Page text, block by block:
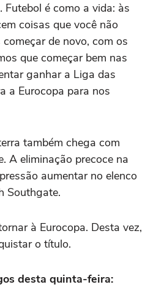
Futebol é como a vida: às
coisas que você não
de novo, com os
que começar bem nas
ganhar a Liga das
a Eurocopa para nos
também chega com
A eliminação precoce na
aumentar no elenco
Southgate.
à Eurocopa. Desta vez,
o título.
desta quinta-feira: